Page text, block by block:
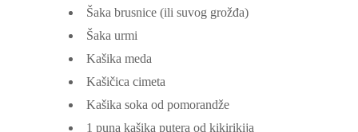
Šaka brusnice (ili suvog grožđa)
Šaka urmi
Kašika meda
Kašičica cimeta
Kašika soka od pomorandže
1 puna kašika putera od kikirikija